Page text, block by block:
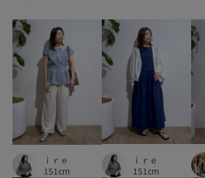
テーラードジャケット デイリー使い
デニム生地 ナイロン ナチュラル
ハイウエスト ハイライズ ビスチェ
フリーサイズ プレーティ
ヘンリーネック ベルト ベーシック
マーメイドスカート リネン リブニ
ｉｒｅ
151cm
ｉｒｅ
151cm